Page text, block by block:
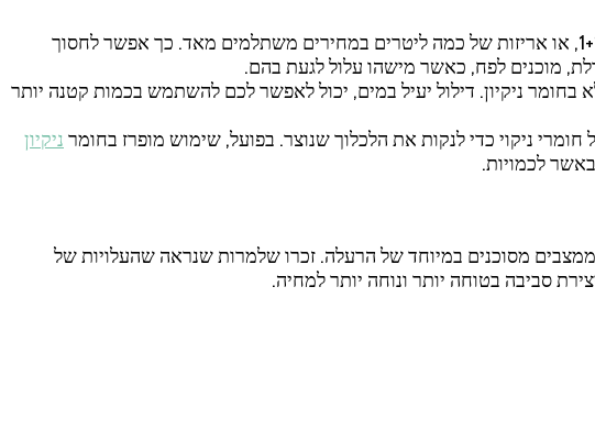
אם אתם רוצים לבצע חסכון בחומרי ניקיון, כדאי לקנות אותם באריזות גדולות. יש לעתים מבצע 1+1, או אריזות של כמה ליטרים במחירים משתלמים מאד. כך אפשר לחסוך
מוכנים לפח, כאשר מישהו עלול לגעת בהם.
ניקיון. דילול יעיל במים, יכול לאפשר לכם להשתמש בכמות קטנה יותר
ניקוי כדי לנקות את הלכלוך שנוצר. בפועל, שימוש מופרז בחומר ניקיון
לכמויות.
מסוכנים במיוחד של הרעלה. זכרו שלמרות שנראה שהעלויות של
סביבה בטוחה יותר ונוחה יותר למחיה.